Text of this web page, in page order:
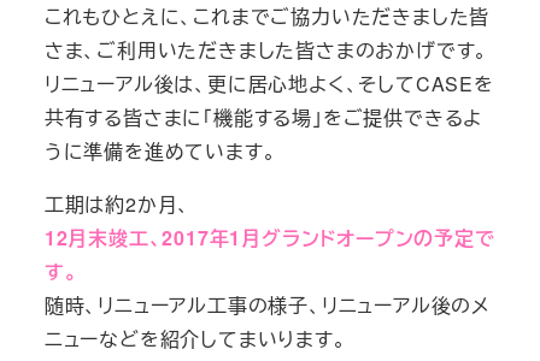
これもひとえに、これまでご協力いただきました皆
さま、ご利用いただきました皆さまのおかげです。
リニューアル後は、更に居心地よく、そしてCASEを
共有する皆さまに「機能する場」をご提供できるよ
うに準備を進めています。
工期は約2か月、
12月末竣工、2017年1月グランドオープンの予定で
す。
随時、リニューアル工事の様子、リニューアル後のメ
ニューなどを紹介してまいります。